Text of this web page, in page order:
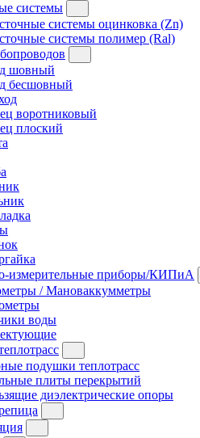
системы
системы оцинковка (Zn)
системы полимер (Ral)
шовный
бесшовный
воротниковый
плоский
измерительные приборы/КИПиА
/ Мановаккумметры
воды
подушки теплотрасс
плиты перекрытий
диэлектрические опоры